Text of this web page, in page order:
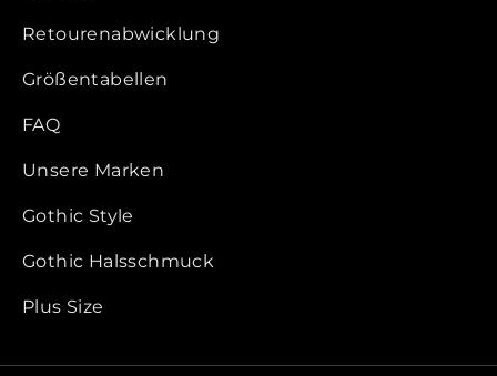
Retourenabwicklung
Größentabellen
FAQ
Unsere Marken
Gothic Style
Gothic Halsschmuck
Plus Size